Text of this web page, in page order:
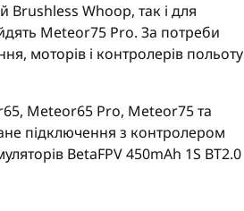
Brushless Whoop, так і для
Meteor75 Pro. За потреби
моторів і контролерів польоту
Meteor65 Pro, Meteor75 та
підключення з контролером
BetaFPV 450mAh 1S BT2.0